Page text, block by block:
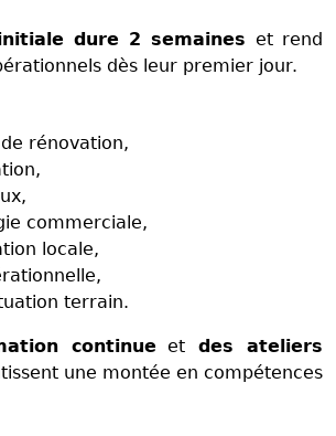
dure 2 semaines et rend
dès leur premier jour.
rénovation,
commerciale,
locale,
terrain.
continue et des ateliers
une montée en compétences